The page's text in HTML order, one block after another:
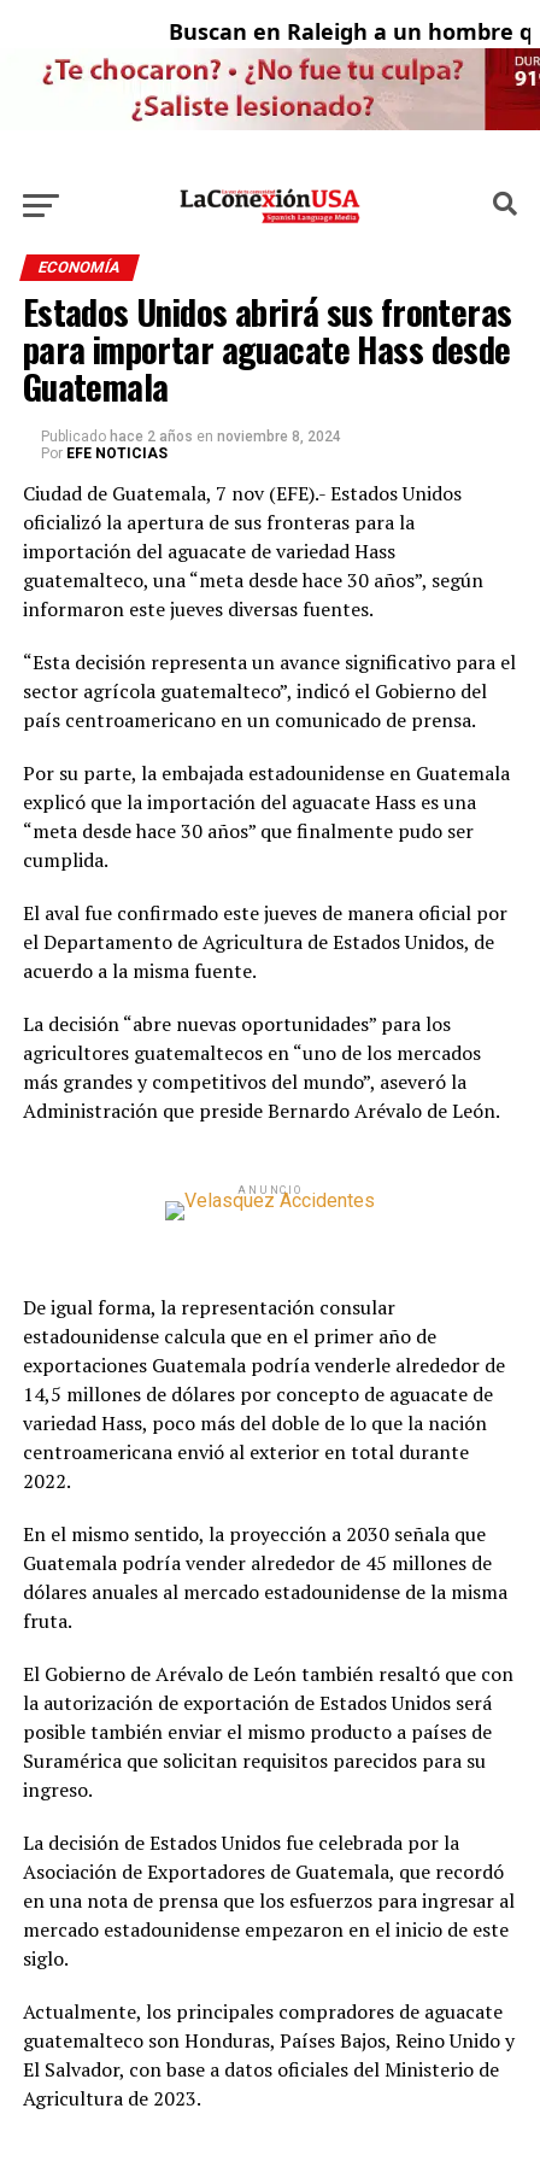
Buscan en Raleigh a un hombre
ECONOMÍA
Estados Unidos abrirá sus fronteras
para importar aguacate Hass desde
Guatemala
Publicado hace 2 años en noviembre 8, 2024
Por EFE NOTICIAS
Ciudad de Guatemala, 7 nov (EFE).- Estados Unidos
oficializó la apertura de sus fronteras para la
importación del aguacate de variedad Hass
guatemalteco, una “meta desde hace 30 años”, según
informaron este jueves diversas fuentes.
“Esta decisión representa un avance significativo para el
sector agrícola guatemalteco”, indicó el Gobierno del
país centroamericano en un comunicado de prensa.
Por su parte, la embajada estadounidense en Guatemala
explicó que la importación del aguacate Hass es una
“meta desde hace 30 años” que finalmente pudo ser
cumplida.
El aval fue confirmado este jueves de manera oficial por
el Departamento de Agricultura de Estados Unidos, de
acuerdo a la misma fuente.
La decisión “abre nuevas oportunidades” para los
agricultores guatemaltecos en “uno de los mercados
más grandes y competitivos del mundo”, aseveró la
Administración que preside Bernardo Arévalo de León.
ANUNCIO
De igual forma, la representación consular
estadounidense calcula que en el primer año de
exportaciones Guatemala podría venderle alrededor de
14,5 millones de dólares por concepto de aguacate de
variedad Hass, poco más del doble de lo que la nación
centroamericana envió al exterior en total durante
2022.
En el mismo sentido, la proyección a 2030 señala que
Guatemala podría vender alrededor de 45 millones de
dólares anuales al mercado estadounidense de la misma
fruta.
El Gobierno de Arévalo de León también resaltó que con
la autorización de exportación de Estados Unidos será
posible también enviar el mismo producto a países de
Suramérica que solicitan requisitos parecidos para su
ingreso.
La decisión de Estados Unidos fue celebrada por la
Asociación de Exportadores de Guatemala, que recordó
en una nota de prensa que los esfuerzos para ingresar al
mercado estadounidense empezaron en el inicio de este
siglo.
Actualmente, los principales compradores de aguacate
guatemalteco son Honduras, Países Bajos, Reino Unido y
El Salvador, con base a datos oficiales del Ministerio de
Agricultura de 2023.